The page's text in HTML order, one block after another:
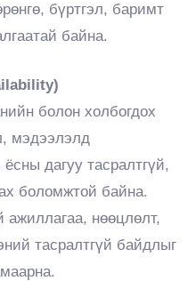
бүртгэл, баримт
байна.
болон холбогдох
мэдээлэлд
дагуу тасралтгүй,
боломжтой байна.
ажиллагаа, нөөцлөлт,
тасралтгүй байдлыг